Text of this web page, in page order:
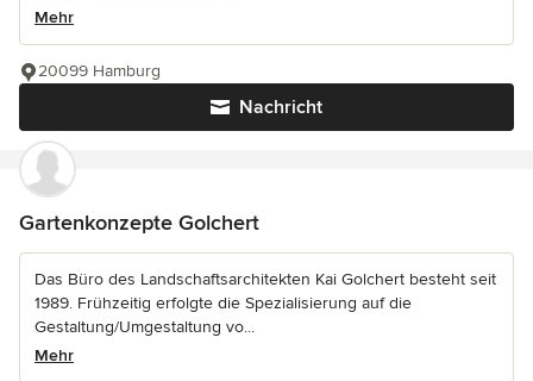
Mehr
Nachricht
20099 Hamburg
Gartenkonzepte Golchert
Das Büro des Landschaftsarchitekten Kai Golchert besteht seit
1989. Frühzeitig erfolgte die Spezialisierung auf die
Gestaltung/Umgestaltung vo...
Mehr